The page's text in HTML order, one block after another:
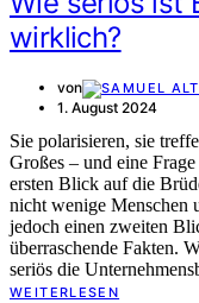
wirklich?
von
1. August 2024
Sie polarisieren, sie
Großes – und eine
ersten Blick auf die
nicht wenige Menschen
jedoch einen zweiten
überraschende Fakten.
seriös die
WEITERLESEN